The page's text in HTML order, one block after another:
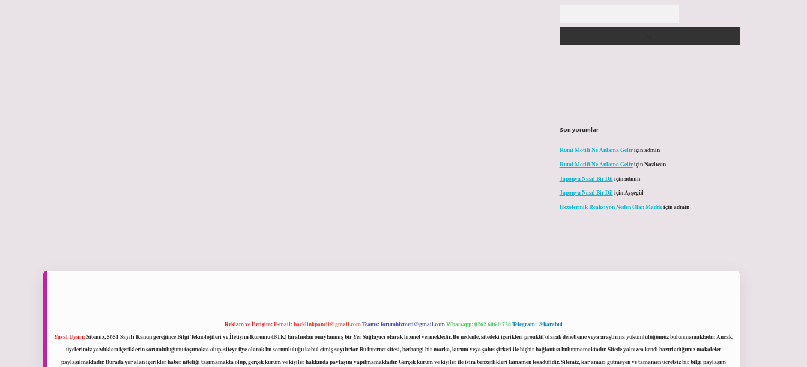
Son yorumlar
Rumi Motifi Ne Anlama Geliriçinadmin
Rumi Motifi Ne Anlama GeliriçinNazlıcan
Japonya Nasıl Bir Dil içinadmin
Japonya Nasıl Bir DiliçinAyşegül
Ekzotermik Reaksiyon Neden Olan Maddeiçinadmin
Reklam ve İletişim:E-mail:backlinkpaneli@gmail.comTeams:forumhizmeti@gmail.comWhatsapp: 0262 606 0 726Telegram: @karabul
Yasal Uyarı:Sitemiz, 5651 Sayılı Kanun gereğince Bilgi Teknolojileri ve İletişim Kurumu (BTK) tarafından onaylanmış bir Yer Sağlayıcı olarak hizmet vermektedir. Bu nedenle, sitedeki içerikleri proaktif olarak denetleme veya araştırma yükümlülüğümüz bulunmamaktadır. Ancak,
üyelerimiz yazdıkları içeriklerin sorumluluğunu taşımakta olup, siteye üye olarak bu sorumluluğu kabul etmiş sayılırlar. Bu internet sitesi, herhangi bir marka, kurum veya şahıs şirketi ile hiçbir bağlantısı bulunmamaktadır. Sitede yalnızca kendi hazırladığımız makaleler
paylaşılmaktadır. Burada yer alan içerikler haber niteliği taşımamakta olup, gerçek kurum ve kişiler hakkında paylaşım yapılmamaktadır. Gerçek kurum ve kişiler ile isim benzerlikleri tamamen tesadüfidir. Sitemiz, kar amacı gütmeyen ve tamamen ücretsiz bir bilgi paylaşım